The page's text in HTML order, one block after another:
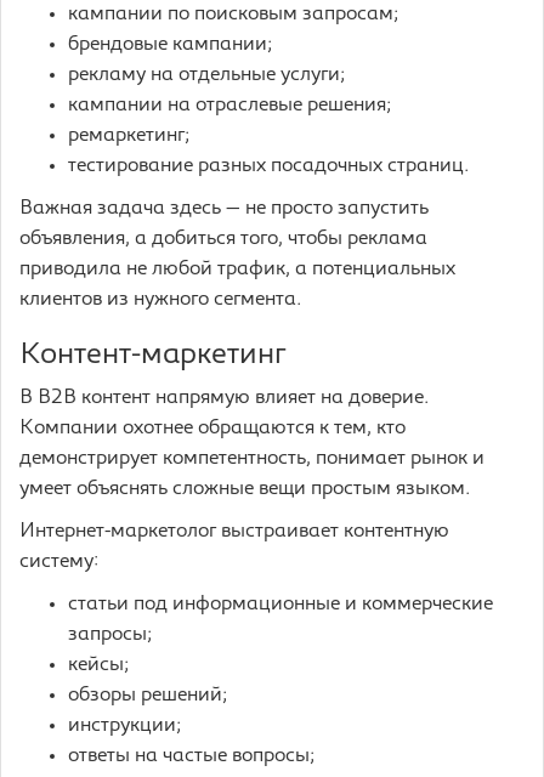
кампании по поисковым запросам;
брендовые кампании;
рекламу на отдельные услуги;
кампании на отраслевые решения;
ремаркетинг;
тестирование разных посадочных страниц.
Важная задача здесь — не просто запустить
объявления, а добиться того, чтобы реклама
приводила не любой трафик, а потенциальных
клиентов из нужного сегмента.
Контент-маркетинг
В B2B контент напрямую влияет на доверие.
Компании охотнее обращаются к тем, кто
демонстрирует компетентность, понимает рынок и
умеет объяснять сложные вещи простым языком.
Интернет-маркетолог выстраивает контентную
систему:
статьи под информационные и коммерческие
запросы;
кейсы;
обзоры решений;
инструкции;
ответы на частые вопросы;